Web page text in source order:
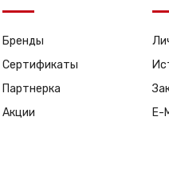
Бренды
Сертификаты
Партнерка
Акции
E-